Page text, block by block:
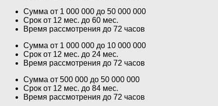
Сумма от 1 000 000 до 50 000 000
Срок от 12 мес. до 60 мес.
Время рассмотрения до 72 часов
Сумма от 1 000 000 до 10 000 000
Срок от 12 мес. до 24 мес.
Время рассмотрения до 72 часов
Сумма от 500 000 до 50 000 000
Срок от 12 мес. до 84 мес.
Время рассмотрения до 72 часов